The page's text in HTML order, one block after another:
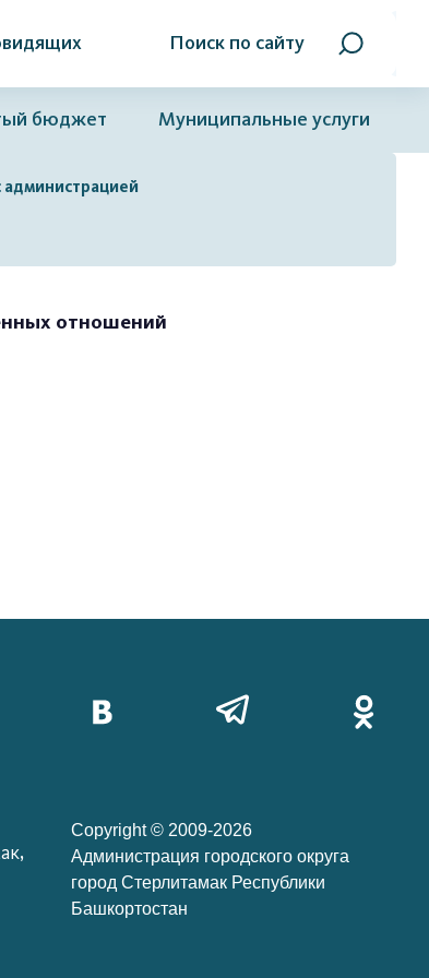
Поиск по сайту
бюджет Муниципальные услуги
администрацией
отношений
Copyright © 2009-2026
Администрация городского округа
город Стерлитамак Республики
Башкортостан